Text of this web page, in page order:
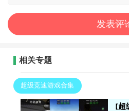
相关专题
超级竞速游戏合集
超